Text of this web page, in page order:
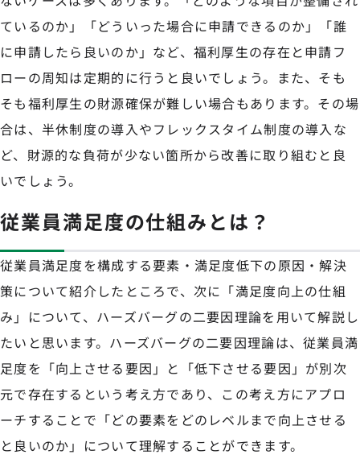
ているのか」「どういった場合に申請できるのか」「誰
に申請したら良いのか」など、福利厚生の存在と申請フ
ローの周知は定期的に行うと良いでしょう。また、そも
そも福利厚生の財源確保が難しい場合もあります。その場
合は、半休制度の導入やフレックスタイム制度の導入な
ど、財源的な負荷が少ない箇所から改善に取り組むと良
いでしょう。
従業員満足度の仕組みとは？
従業員満足度を構成する要素・満足度低下の原因・解決
策について紹介したところで、次に「満足度向上の仕組
み」について、ハーズバーグの二要因理論を用いて解説し
たいと思います。ハーズバーグの二要因理論は、従業員満
足度を「向上させる要因」と「低下させる要因」が別次
元で存在するという考え方であり、この考え方にアプロ
ーチすることで「どの要素をどのレベルまで向上させる
と良いのか」について理解することができます。